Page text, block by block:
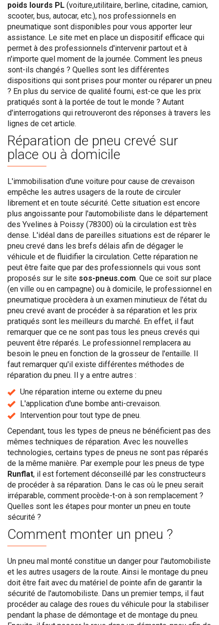
poids lourds PL (voiture,utilitaire, berline, citadine, camion,
scooter, bus, autocar, etc.), nos professionnels en
pneumatique sont disponibles pour vous apporter leur
assistance. Le site met en place un dispositif efficace qui
permet à des professionnels d'intervenir partout et à
n'importe quel moment de la journée. Comment les pneus
sont-ils changés ? Quelles sont les différentes
dispositions qui sont prises pour monter ou réparer un pneu
? En plus du service de qualité fourni, est-ce que les prix
pratiqués sont à la portée de tout le monde ? Autant
d'interrogations qui retrouveront des réponses à travers les
lignes de cet article.
Réparation de pneu crevé sur
place ou à domicile
L'immobilisation d'une voiture pour cause de crevaison
empêche les autres usagers de la route de circuler
librement et en toute sécurité. Cette situation est encore
plus angoissante pour l'automobiliste dans le département
des Yvelines à Poissy (78300) où la circulation est très
dense. L'idéal dans de pareilles situations est de réparer le
pneu crevé dans les brefs délais afin de dégager le
véhicule et de fluidifier la circulation. Cette réparation ne
peut être faite que par des professionnels qui vous sont
proposés sur le site sos-pneus.com. Que ce soit sur place
(en ville ou en campagne) ou à domicile, le professionnel en
pneumatique procèdera à un examen minutieux de l'état du
pneu crevé avant de procéder à sa réparation et les prix
pratiqués sont les meilleurs du marché. En effet, il faut
remarquer que ce ne sont pas tous les pneus crevés qui
peuvent être réparés. Le professionnel remplacera au
besoin le pneu en fonction de la grosseur de l'entaille. Il
faut remarquer qu'il existe différentes méthodes de
réparation du pneu. Il y a entre autres :
Une réparation interne ou externe du pneu
L'application d'une bombe anti-crevaison.
Intervention pour tout type de pneu.
Cependant, tous les types de pneus ne bénéficient pas des
mêmes techniques de réparation. Avec les nouvelles
technologies, certains types de pneus ne sont pas réparés
de la même manière. Par exemple pour les pneus de type
Runflat, il est fortement déconseillé par les constructeurs
de procéder à sa réparation. Dans le cas où le pneu serait
irréparable, comment procède-t-on à son remplacement ?
Quelles sont les étapes pour monter un pneu en toute
sécurité ?
Comment monter un pneu ?
Un pneu mal monté constitue un danger pour l'automobiliste
et les autres usagers de la route. Ainsi le montage du pneu
doit être fait avec du matériel de pointe afin de garantir la
sécurité de l'automobiliste. Dans un premier temps, il faut
procéder au calage des roues du véhicule pour la stabiliser
pendant la phase de démontage et de montage du pneu.